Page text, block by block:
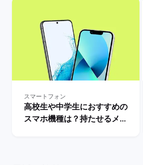
スマートフォン
高校生や中学生におすすめの
スマホ機種は？持たせるメリ